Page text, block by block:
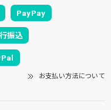
PayPay
振込
お支払い方法について